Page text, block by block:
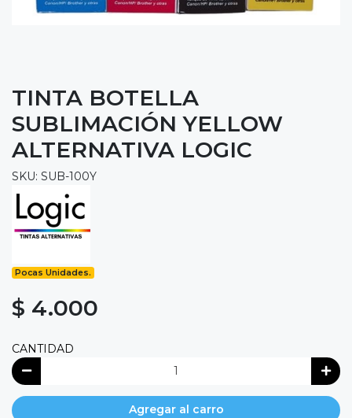
TINTA BOTELLA
SUBLIMACIÓN YELLOW
ALTERNATIVA LOGIC
SKU: SUB-100Y
Pocas Unidades.
$ 4.000
CANTIDAD
Agregar al carro